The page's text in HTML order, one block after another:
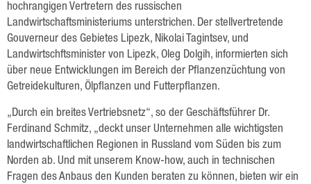
hochrangigen Vertretern des russischen
Landwirtschaftsministeriums unterstrichen. Der stellvertretende
Gouverneur des Gebietes Lipezk, Nikolai Tagintsev, und
Landwirtschftsminister von Lipezk, Oleg Dolgih, informierten sich
über neue Entwicklungen im Bereich der Pflanzenzüchtung von
Getreidekulturen, Ölpflanzen und Futterpflanzen.
„Durch ein breites Vertriebsnetz“, so der Geschäftsführer Dr.
Ferdinand Schmitz, „deckt unser Unternehmen alle wichtigsten
landwirtschaftlichen Regionen in Russland vom Süden bis zum
Norden ab. Und mit unserem Know-how, auch in technischen
Fragen des Anbaus den Kunden beraten zu können, bieten wir ein
Lein
Leistungen
Forschung
Züchtung
Beratung
Produktion